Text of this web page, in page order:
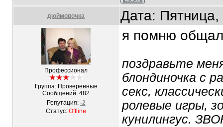
дюймовочка Дата:
Профессионал
Группа: Проверенные
Сообщений: 482
Репутация: -2
Статус: Offline
я помню
поздравьте
блондиночка с
секс,
ролевые игры,
кунилингус.